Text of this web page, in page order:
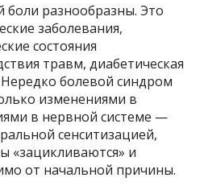
боли разнообразны. Это
заболевания,
состояния
травм, диабетическая
болевой синдром
изменениями в
в нервной системе —
сенситизацией,
«зацикливаются» и
от начальной причины.